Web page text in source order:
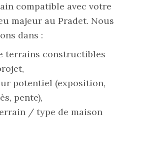
compatible avec votre
majeur au Pradet. Nous
dans :
terrains constructibles
potentiel (exposition,
pente),
/ type de maison